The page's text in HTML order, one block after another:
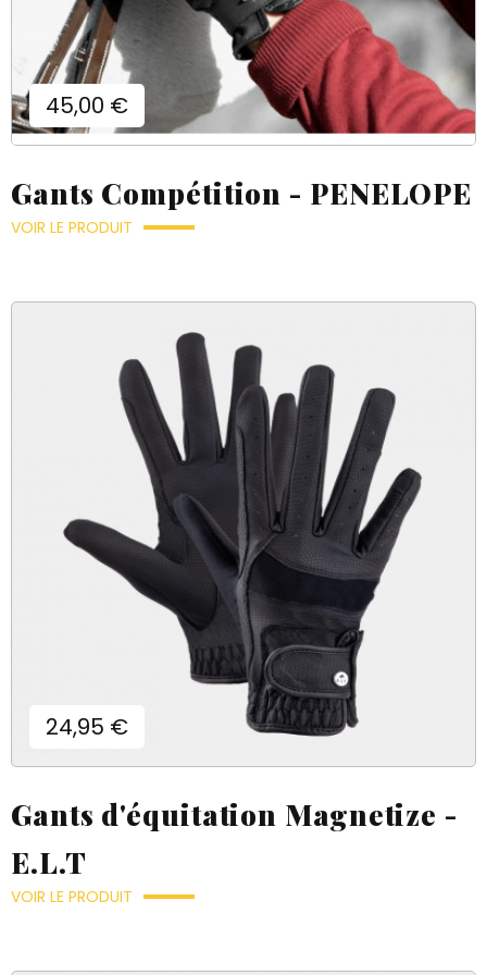
Prix
45,00 €
Gants Compétition - PENELOPE
VOIR LE PRODUIT
Prix
24,95 €
Gants d'équitation Magnetize -
E.L.T
VOIR LE PRODUIT